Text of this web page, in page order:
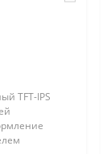
TFT-IPS